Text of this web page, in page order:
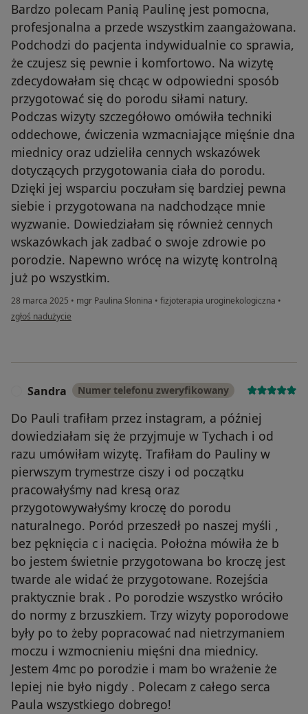
Bardzo polecam Panią Paulinę jest pomocna,
profesjonalna a przede wszystkim zaangażowana.
Podchodzi do pacjenta indywidualnie co sprawia,
że czujesz się pewnie i komfortowo. Na wizytę
zdecydowałam się chcąc w odpowiedni sposób
przygotować się do porodu siłami natury.
Podczas wizyty szczegółowo omówiła techniki
oddechowe, ćwiczenia wzmacniające mięśnie dna
miednicy oraz udzieliła cennych wskazówek
dotyczących przygotowania ciała do porodu.
Dzięki jej wsparciu poczułam się bardziej pewna
siebie i przygotowana na nadchodzące mnie
wyzwanie. Dowiedziałam się również cennych
wskazówkach jak zadbać o swoje zdrowie po
porodzie. Napewno wrócę na wizytę kontrolną
już po wszystkim.
28 marca 2025 • mgr Paulina Słonina • fizjoterapia uroginekologiczna •
w opinii użytkownika Adriana
zgłoś nadużycie
Sandra Numer telefonu zweryfikowany
Do Pauli trafiłam przez instagram, a później
dowiedziałam się że przyjmuje w Tychach i od
razu umówiłam wizytę. Trafiłam do Pauliny w
pierwszym trymestrze ciszy i od początku
pracowałyśmy nad kresą oraz
przygotowywałyśmy kroczę do porodu
naturalnego. Poród przeszedł po naszej myśli ,
bez pęknięcia c i nacięcia. Położna mówiła że b
bo jestem świetnie przygotowana bo kroczę jest
twarde ale widać że przygotowane. Rozejścia
praktycznie brak . Po porodzie wszystko wróciło
do normy z brzuszkiem. Trzy wizyty poporodowe
były po to żeby popracować nad nietrzymaniem
moczu i wzmocnieniu mięśni dna miednicy.
Jestem 4mc po porodzie i mam bo wrażenie że
lepiej nie było nigdy . Polecam z całego serca
Paula wszystkiego dobrego!